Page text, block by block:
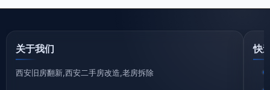
关于我们
西安旧房翻新,西安二手房改造,老房拆除
快